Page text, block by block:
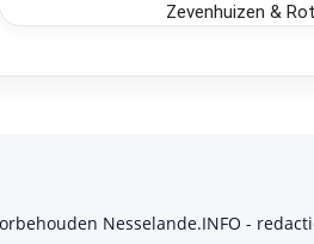
Zevenhuizen &
Nesselande.INFO -